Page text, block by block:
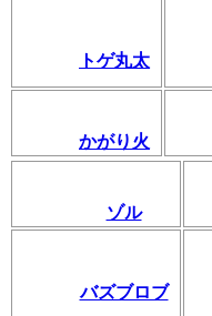
トゲ丸太
かがり火
ゾル
バズブロブ